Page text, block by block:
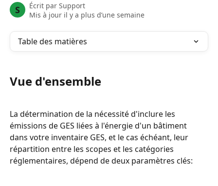
S Écrit par Support
Mis à jour il y a plus d’une semaine
Table des matières
Vue d'ensemble
La détermination de la nécessité d'inclure les
émissions de GES liées à l'énergie d'un bâtiment
dans votre inventaire GES, et le cas échéant, leur
répartition entre les scopes et les catégories
réglementaires, dépend de deux paramètres clés: